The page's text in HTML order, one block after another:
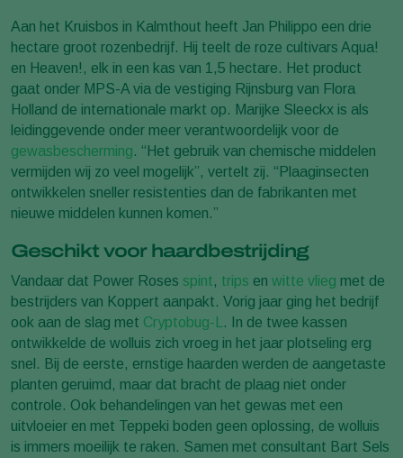
Aan het Kruisbos in Kalmthout heeft Jan Philippo een drie
hectare groot rozenbedrijf. Hij teelt de roze cultivars Aqua!
en Heaven!, elk in een kas van 1,5 hectare. Het product
gaat onder MPS-A via de vestiging Rijnsburg van Flora
Holland de internationale markt op. Marijke Sleeckx is als
leidinggevende onder meer verantwoordelijk voor de
gewasbescherming. “Het gebruik van chemische middelen
vermijden wij zo veel mogelijk”, vertelt zij. “Plaaginsecten
ontwikkelen sneller resistenties dan de fabrikanten met
nieuwe middelen kunnen komen.”
Geschikt voor haardbestrijding
Vandaar dat Power Roses spint, trips en witte vlieg met de
bestrijders van Koppert aanpakt. Vorig jaar ging het bedrijf
ook aan de slag met Cryptobug-L
. In de twee kassen
ontwikkelde de wolluis zich vroeg in het jaar plotseling erg
snel. Bij de eerste, ernstige haarden werden de aangetaste
planten geruimd, maar dat bracht de plaag niet onder
controle. Ook behandelingen van het gewas met een
uitvloeier en met Teppeki boden geen oplossing, de wolluis
is immers moeilijk te raken. Samen met consultant Bart Sels